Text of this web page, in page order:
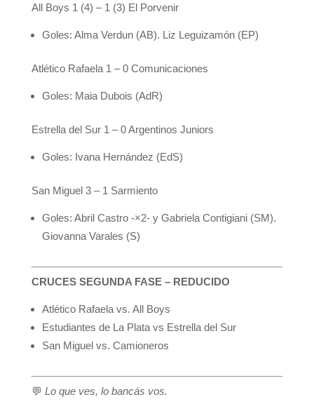
All Boys 1 (4) – 1 (3) El Porvenir
Goles: Alma Verdun (AB). Liz Leguizamón (EP)
Atlético Rafaela 1 – 0 Comunicaciones
Goles: Maia Dubois (AdR)
Estrella del Sur 1 – 0 Argentinos Juniors
Goles: Ivana Hernández (EdS)
San Miguel 3 – 1 Sarmiento
Goles: Abril Castro -×2- y Gabriela Contigiani (SM).
Giovanna Varales (S)
CRUCES SEGUNDA FASE – REDUCIDO
Atlético Rafaela vs. All Boys
Estudiantes de La Plata vs Estrella del Sur
San Miguel vs. Camioneros
💬 Lo que ves, lo bancás vos.